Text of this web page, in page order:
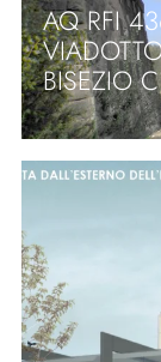
AQ RFI
BISEZIO